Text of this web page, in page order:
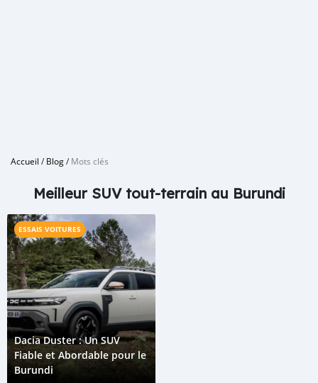
Accueil /Blog/Mots clés
Meilleur SUV tout-terrain au Burundi
ESSAIS VOITURES
Dacia Duster : Un SUV
Fiable et Abordable pour le
Burundi